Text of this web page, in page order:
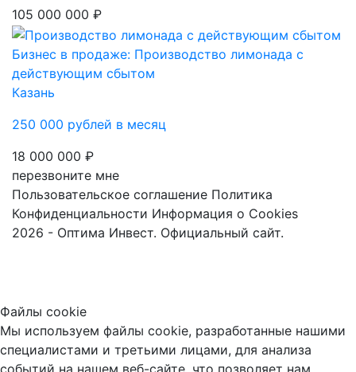
105 000 000 ₽
Бизнес в продаже: Производство лимонада с
действующим сбытом
Казань
250 000 рублей в месяц
18 000 000 ₽
перезвоните мне
Пользовательское соглашение Политика
Конфиденциальности Информация о Cookies
2026 - Оптима Инвест. Официальный сайт.
Файлы cookie
Мы используем файлы cookie, разработанные нашими
специалистами и третьими лицами, для анализа
событий на нашем веб-сайте, что позволяет нам